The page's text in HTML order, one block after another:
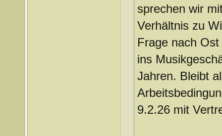
sprechen wir
Verhältnis zu
Frage nach
ins
Jahren. Bleibt
9.2.26 mit